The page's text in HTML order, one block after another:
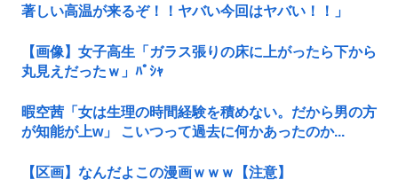
著しい高温が来るぞ！！ヤバい今回はヤバい！！」
【画像】女子高生「ガラス張りの床に上がったら下から
丸見えだったｗ」ﾊﾟｼｬ
暇空茜「女は生理の時間経験を積めない。だから男の方
が知能が上w」 こいつって過去に何かあったのか...
【区画】なんだよこの漫画ｗｗｗ【注意】